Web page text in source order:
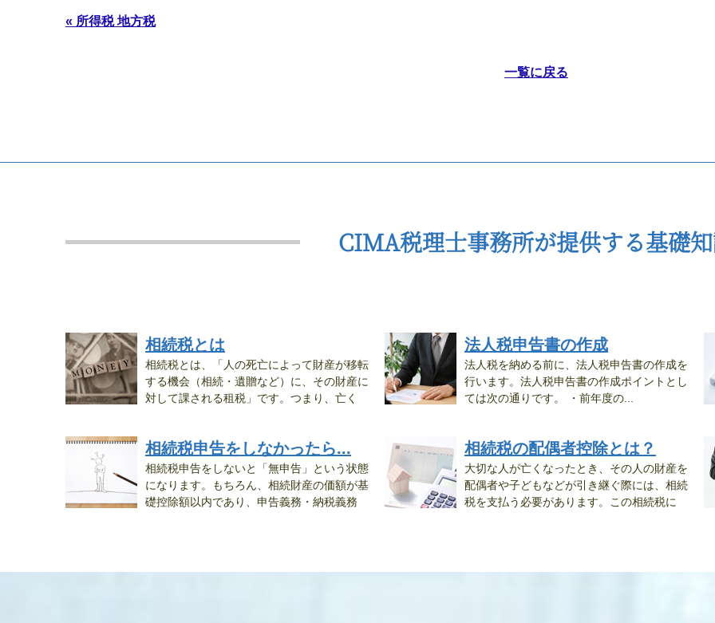
« 所得税 地方税
一覧に戻る
CIMA税理士事務所が提供する基礎
相続税とは
相続税とは、「人の死亡によって財産が移転
する機会（相続・遺贈など）に、その財産に
対して課される租税」です。つまり、亡く
法人税申告書の作成
法人税を納める前に、法人税申告書の作成を
行います。法人税申告書の作成ポイントとし
ては次の通りです。 ・前年度の...
相続税申告をしなかったら...
相続税申告をしないと「無申告」という状態
になります。もちろん、相続財産の価額が基
礎控除額以内であり、申告義務・納税義務
相続税の配偶者控除とは？
大切な人が亡くなったとき、その人の財産を
配偶者や子どもなどが引き継ぐ際には、相続
税を支払う必要があります。この相続税に